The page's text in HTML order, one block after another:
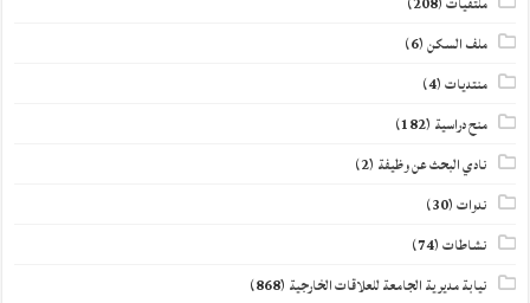
ملف السكن(6)
منتديات(4)
منح دراسية (182)
نادي البحث عن وظيفة (2)
ندوات(30)
نشاطات(74)
نيابة مديرية الجامعة للعلاقات الخارجية (868)